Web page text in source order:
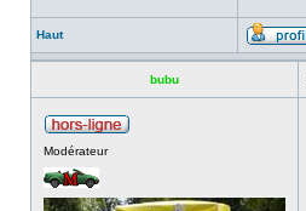
Haut
bubu
Modérateur